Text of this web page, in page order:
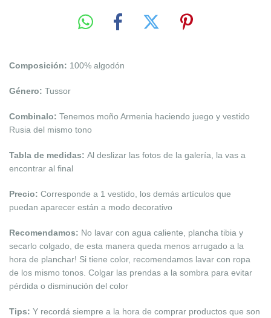
Composición: 100% algodón
Género: Tussor
Combinalo: Tenemos moño Armenia haciendo juego y vestido
Rusia del mismo tono
Tabla de medidas: Al deslizar las fotos de la galería, la vas a
encontrar al final
Precio: Corresponde a 1 vestido, los demás artículos que
puedan aparecer están a modo decorativo
Recomendamos: No lavar con agua caliente, plancha tibia y
secarlo colgado, de esta manera queda menos arrugado a la
hora de planchar! Si tiene color, recomendamos lavar con ropa
de los mismo tonos. Colgar las prendas a la sombra para evitar
pérdida o disminución del color
Tips: Y recordá siempre a la hora de comprar productos que son